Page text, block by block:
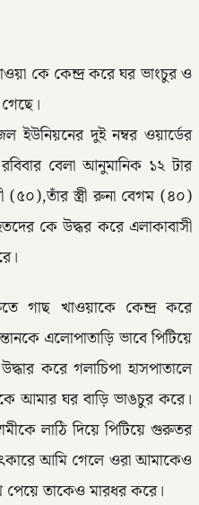
কে কেন্দ্র করে ঘর ভাংচুর ও
ইউনিয়নের দুই নম্বর ওয়ার্ডের
বেলা আনুমানিক ১২ টার
স্ত্রী রুনা বেগম (৪০)
কে উদ্ধর করে এলাকাবাসী
গাছ খাওয়াকে কেন্দ্র করে
এলোপাতাড়ি ভাবে পিটিয়ে
করে গলাচিপা হাসপাতালে
আমার ঘর বাড়ি ভাঙচুর করে।
লাঠি দিয়ে পিটিয়ে গুরুতর
আমি গেলে ওরা আমাকেও
তাকেও মারধর করে।